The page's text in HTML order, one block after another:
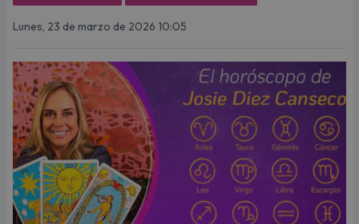
Lunes, 23 de marzo de 2026 10:05